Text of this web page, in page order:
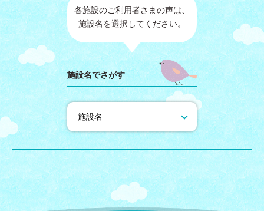
各施設のご利用者さまの声は、
施設名を選択してください。
施設名でさがす